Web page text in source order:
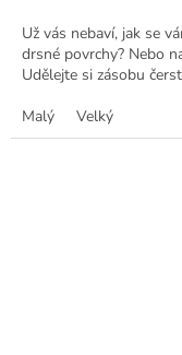
Už vás nebaví, jak se
drsné povrchy? Nebo
Udělejte si zásobu
Malý
Velký